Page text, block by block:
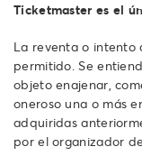
Ticketmaster es el
La reventa o intento
permitido. Se
objeto enajenar,
oneroso una o más
adquiridas
por el organizador